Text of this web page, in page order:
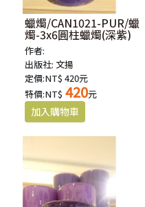
蠟燭/CAN1021-PUR/蠟
燭-3x6圓柱蠟燭(深紫)
作者:
出版社: 文揚
定價:NT$ 420元
特價:NT$ 420元